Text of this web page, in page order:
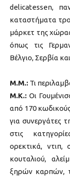
delicatessen,
καταστήματα
μάρκετ της
όπως τις
Βέλγιο, Σερβία
M.M.: Τι
Μ.Κ.: Οι
από 170
για συνεργάτες
στις
ορεκτικά, ντιπ,
κουταλιού,
ξηρών καρπών,